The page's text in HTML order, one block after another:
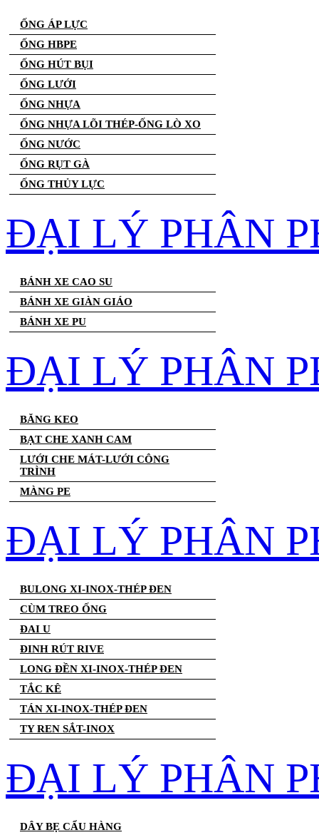
ỐNG ÁP LỰC
ỐNG HBPE
ỐNG HÚT BỤI
ỐNG LƯỚI
ỐNG NHỰA
ỐNG NHỰA LÕI THÉP-ỐNG LÒ XO
ỐNG NƯỚC
ỐNG RỤT GÀ
ỐNG THỦY LỰC
ĐẠI LÝ PHÂN
BÁNH XE CAO SU
BÁNH XE GIÀN GIÁO
BÁNH XE PU
ĐẠI LÝ PHÂN
BĂNG KEO
BẠT CHE XANH CAM
LƯỚI CHE MÁT-LƯỚI CÔNG
TRÌNH
MÀNG PE
ĐẠI LÝ PHÂN
BULONG XI-INOX-THÉP ĐEN
CÙM TREO ỐNG
ĐAI U
ĐINH RÚT RIVE
LONG ĐỀN XI-INOX-THÉP ĐEN
TẮC KÊ
TÁN XI-INOX-THÉP ĐEN
TY REN SẮT-INOX
ĐẠI LÝ PHÂN
DÂY BẸ CẨU HÀNG